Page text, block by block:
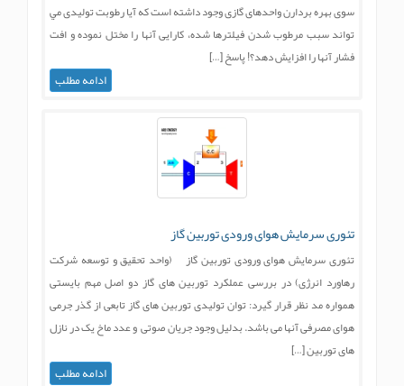
سوی بهره بردارن واحدهای گازی وجود داشته است که آیا رطوبت تولیدی مي
تواند سبب مرطوب شدن فيلترها شده، کارایی آنها را مختل نموده و افت
فشار آنها را افزایش دهد؟! پاسخ […]
ادامه مطلب
تئوری سرمایش هوای ورودی توربین گاز
تئوری سرمایش هوای ورودی توربین گاز (واحد تحقیق و توسعه شرکت
رهاورد انرژی) در بررسی عملکرد توربین های گاز دو اصل مهم بایستی
همواره مد نظر قرار گیرد: توان تولیدی توربین های گاز تابعی از گذر جرمی
هوای مصرفی آنها می باشد. بدلیل وجود جریان صوتی و عدد ماخ یک در نازل
های توربین […]
ادامه مطلب